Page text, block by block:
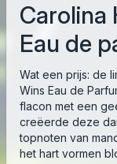
Carolina
Eau de
Wat een prijs: de
Wins Eau de
flacon met een
creëerde deze
topnoten van
het hart vormen